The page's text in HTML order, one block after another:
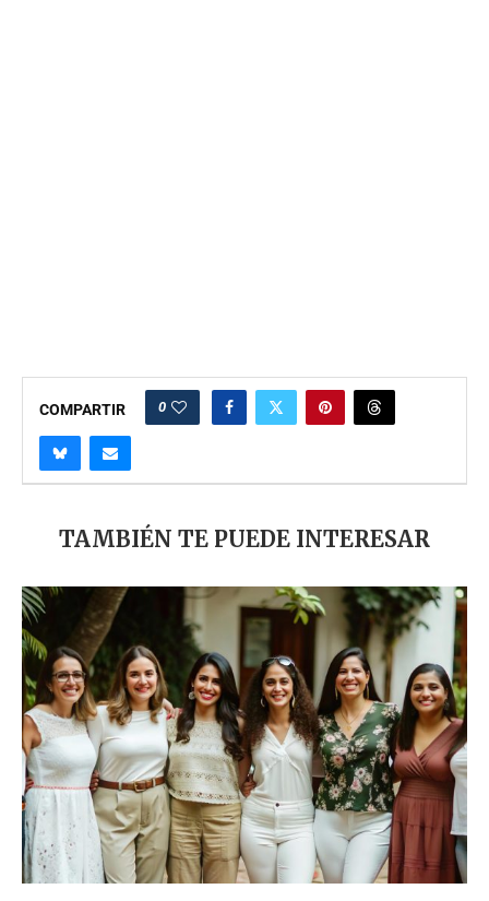
COMPARTIR 0
TAMBIÉN TE PUEDE INTERESAR